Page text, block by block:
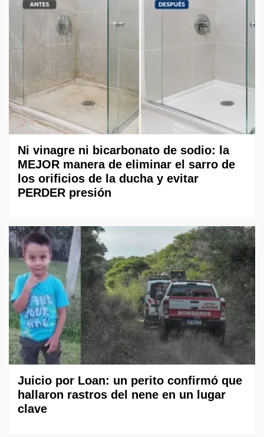
Ni vinagre ni bicarbonato de sodio: la
MEJOR manera de eliminar el sarro de
los orificios de la ducha y evitar
PERDER presión
Juicio por Loan: un perito confirmó que
hallaron rastros del nene en un lugar
clave